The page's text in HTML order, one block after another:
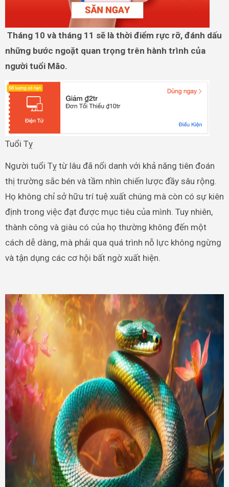
Tháng 10 và tháng 11 sẽ là thời điểm rực rỡ, đánh dấu
những bước ngoặt quan trọng trên hành trình của
người tuổi Mão.
Tuổi Tỵ
Người tuổi Tỵ từ lâu đã nổi danh với khả năng tiên đoán
thị trường sắc bén và tầm nhìn chiến lược đầy sâu rộng.
Họ không chỉ sở hữu trí tuệ xuất chúng mà còn có sự kiên
định trong việc đạt được mục tiêu của mình. Tuy nhiên,
thành công và giàu có của họ thường không đến một
cách dễ dàng, mà phải qua quá trình nỗ lực không ngừng
và tận dụng các cơ hội bất ngờ xuất hiện.